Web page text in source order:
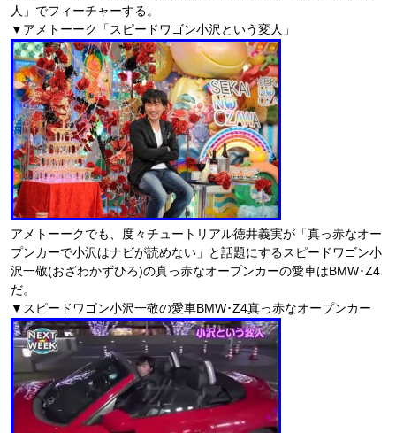
人」でフィーチャーする。
▼アメトーーク「スピードワゴン小沢という変人」
アメトーークでも、度々チュートリアル徳井義実が「真っ赤なオー
プンカーで小沢はナビが読めない」と話題にするスピードワゴン小
沢一敬(おざわかずひろ)の真っ赤なオープンカーの愛車はBMW･Z4
だ。
▼スピードワゴン小沢一敬の愛車BMW･Z4真っ赤なオープンカー